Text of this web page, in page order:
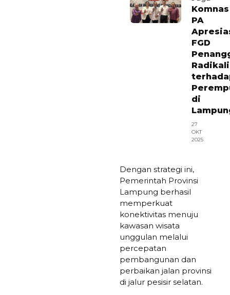
Komnas
PA
FGD
di
27
OKT
2025
Dengan strategi ini,
Pemerintah Provinsi
Lampung berhasil
memperkuat
konektivitas menuju
kawasan wisata
unggulan melalui
percepatan
pembangunan dan
perbaikan jalan provinsi
di jalur pesisir selatan.